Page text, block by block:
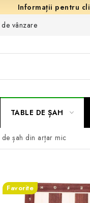
vânzare
TABLE DE ȘAH
de șah din arțar mic
Favorite